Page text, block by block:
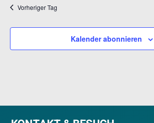
Vorheriger Tag
Kalender abonnieren